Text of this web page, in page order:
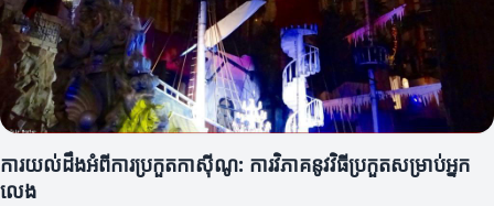
ការយល់ដឹងអំពីការប្រកួតកាស៊ីណូ: ការវិភាគនូវវិធីប្រកួតសម្រាប់អ្នក
លេង